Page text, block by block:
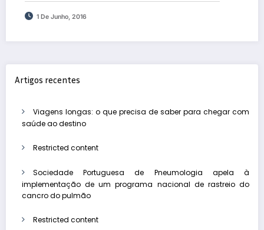
1 De Junho, 2016
Artigos recentes
Viagens longas: o que precisa de saber para chegar com
saúde ao destino
Restricted content
Sociedade Portuguesa de Pneumologia apela à
implementação de um programa nacional de rastreio do
cancro do pulmão
Restricted content